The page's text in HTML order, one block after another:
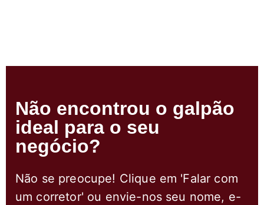
Não encontrou o galpão
ideal para o seu
negócio?
Não se preocupe! Clique em 'Falar com
um corretor' ou envie-nos seu nome, e-